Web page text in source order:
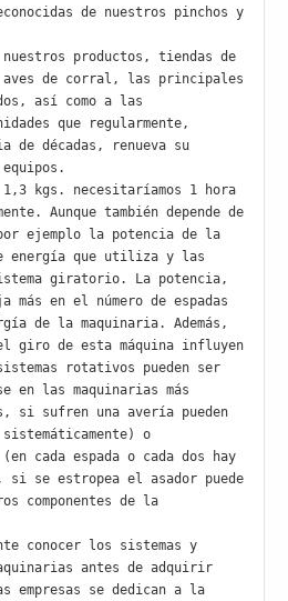
de nuestros pinchos y
productos, tiendas de
aves de corral, las principales
así como a las
que regularmente,
de décadas, renueva su
kgs. necesitaríamos 1 hora
Aunque también depende de
ejemplo la potencia de la
energía que utiliza y las
giratorio. La potencia,
en el número de espadas
de la maquinaria. Además,
giro de esta máquina influyen
rotativos pueden ser
en las maquinarias más
si sufren una avería pueden
o
cada espada o cada dos hay
se estropea el asador puede
componentes de la
conocer los sistemas y
antes de adquirir
empresas se dedican a la